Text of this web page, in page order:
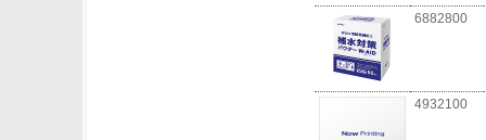
6882800
4932100